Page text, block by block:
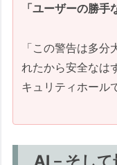
「ユーザーの勝手
「この警告は多
れたから安全なは
キュリティホール
AI－そし